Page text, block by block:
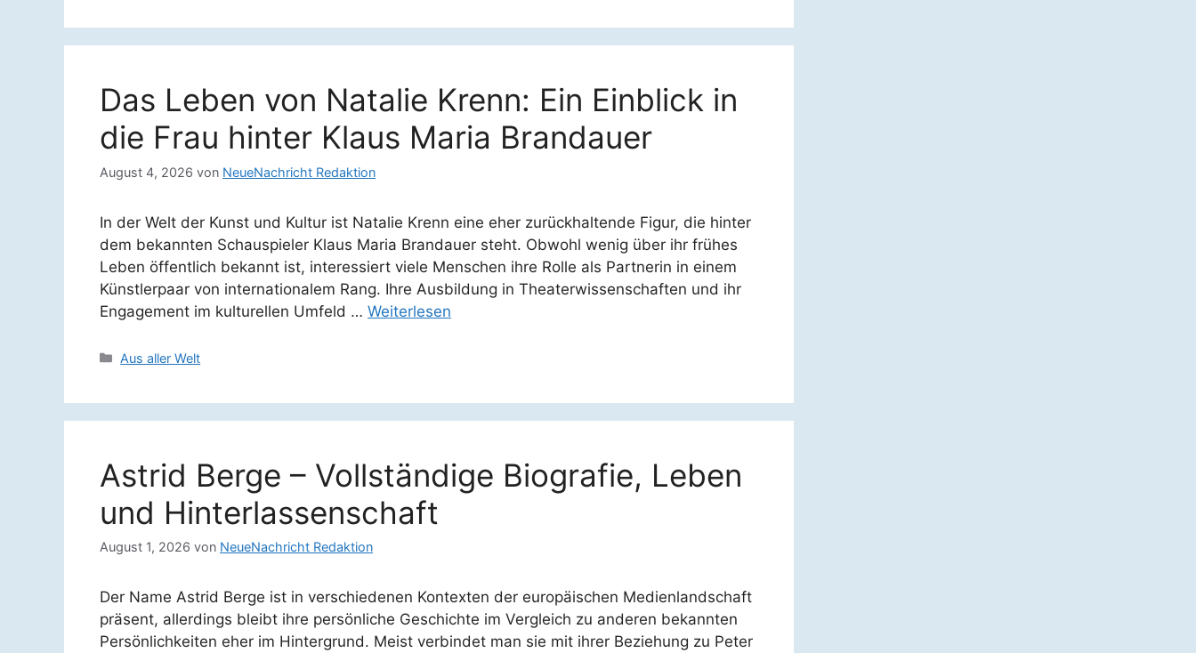
Das Leben von Natalie Krenn: Ein Einblick in
die Frau hinter Klaus Maria Brandauer
August 4, 2026 von NeueNachricht Redaktion
In der Welt der Kunst und Kultur ist Natalie Krenn eine eher zurückhaltende Figur, die hinter
dem bekannten Schauspieler Klaus Maria Brandauer steht. Obwohl wenig über ihr frühes
Leben öffentlich bekannt ist, interessiert viele Menschen ihre Rolle als Partnerin in einem
Künstlerpaar von internationalem Rang. Ihre Ausbildung in Theaterwissenschaften und ihr
Engagement im kulturellen Umfeld … Weiterlesen
Kategorien
Aus aller Welt
Astrid Berge – Vollständige Biografie, Leben
und Hinterlassenschaft
August 1, 2026 von NeueNachricht Redaktion
Der Name Astrid Berge ist in verschiedenen Kontexten der europäischen Medienlandschaft
präsent, allerdings bleibt ihre persönliche Geschichte im Vergleich zu anderen bekannten
Persönlichkeiten eher im Hintergrund. Meist verbindet man sie mit ihrer Beziehung zu Peter